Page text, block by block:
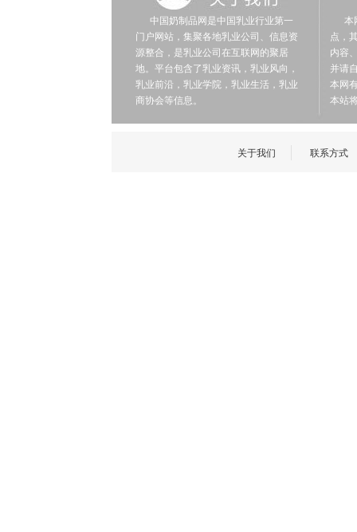
中国奶制品网是中国乳业行业第一
门户网站，集聚各地乳业公司、信息资
源整合，是乳业公司在互联网的聚居
地。平台包含了乳业资讯，乳业风向，
乳业前沿，乳业学院，乳业生活，乳业
商协会等信息。
本
点，
内容
并请
本网
本站
关于我们 联系方式